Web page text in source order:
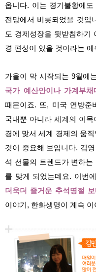
옵니다. 이는 경기불황에
전망에서 비롯되었을 것입
도 경제성장을 뒷받침하기
경 편성이 있을 것이라는
가을이 막 시작되는 9월에
국가 예산안이나 가계부
때문이죠. 또, 미국 연방준
국내뿐 아니라 세계의 이
경에 맞서 세계 경제의 움
것이 중요해 보입니다. 김
석 선물의 트렌드가 변하
를 맞게 되었는데요. 이번
더욱더 즐거운 추석명절
이야기, 한화생명이 계속